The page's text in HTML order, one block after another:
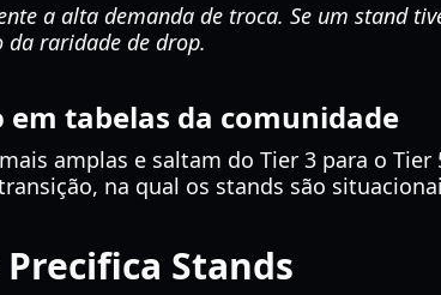
a alta demanda de troca. Se um stand
da raridade de drop.
em tabelas da comunidade
amplas e saltam do Tier 3 para o Tier
na qual os stands são
Stands